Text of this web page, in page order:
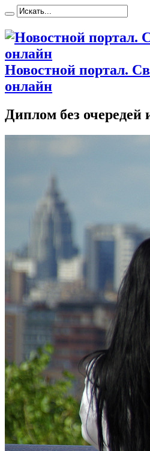
Новостной портал.
онлайн
Диплом без очередей